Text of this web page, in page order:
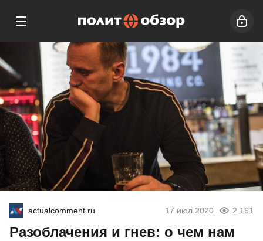
actualcomment.ru 17 июл 2020 2 161
Разоблачения и гнев: о чем нам